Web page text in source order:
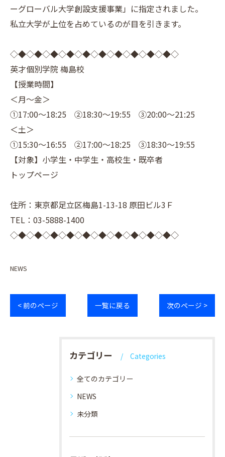
ーグローバル大学創設支援事業」に指定されました。
私立大学が上位を占めているのが目を引きます。
◇◆◇◆◇◆◇◆◇◆◇◆◇◆◇◆◇◆◇◆◇
英才個別学院 梅島校
【授業時間】
＜月～金＞
①17:00～18:25 ②18:30～19:55 ③20:00～21:25
＜土＞
①15:30～16:55 ②17:00～18:25 ③18:30～19:55
【対象】小学生・中学生・高校生・既卒者
トップページ
住所：東京都足立区梅島1-13-18 原田ビル3Ｆ
TEL：03-5888-1400
◇◆◇◆◇◆◇◆◇◆◇◆◇◆◇◆◇◆◇◆◇
NEWS
< 前のページ 一覧に戻る 次のページ >
カテゴリー Categories
全てのカテゴリー
NEWS
未分類